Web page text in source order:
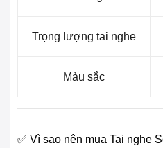
Trọng lượng tai nghe
Màu sắc
✅ Vì sao nên mua Tai nghe